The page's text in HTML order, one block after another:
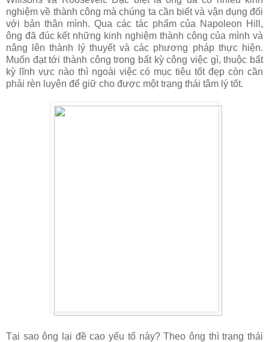
nghiệm về thành công mà chúng ta cần biết và vận dụng đối
với bản thân mình. Qua các tác phẩm của Napoleon Hill,
ông đã đúc kết những kinh nghiệm thành công của mình và
nâng lên thành lý thuyết và các phương pháp thực hiện.
Muốn đạt tới thành công trong bất kỳ công việc gì, thuộc bất
kỳ lĩnh vực nào thì ngoài việc có mục tiêu tốt đẹp còn cần
phải rèn luyện để giữ cho được một trạng thái tâm lý tốt.
Tại sao ông lại đề cao yếu tố này? Theo ông thì trạng thái